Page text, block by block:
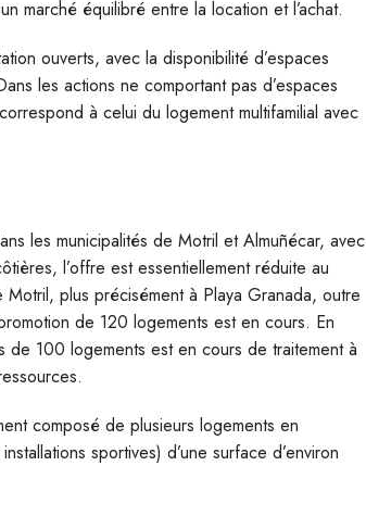
marché équilibré entre la location et l’achat.
ouverts, avec la disponibilité d’espaces
les actions ne comportant pas d’espaces
à celui du logement multifamilial avec
les municipalités de Motril et Almuñécar, avec
l’offre est essentiellement réduite au
plus précisément à Playa Granada, outre
de 120 logements est en cours. En
100 logements est en cours de traitement à
composé de plusieurs logements en
sportives) d’une surface d’environ